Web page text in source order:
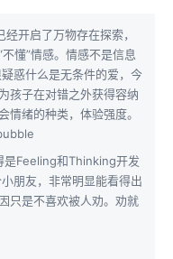
经开启了万物存在探索，
懂”情感。情感不是信息
惑什么是无条件的爱，今
孩子在对错之外获得容纳
情绪的种类，体验强度。
是Feeling和Thinking开发
朋友，非常明显能看得出
只是不喜欢被人劝。劝就